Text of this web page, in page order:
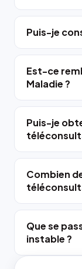
Puis-je
Est-ce
Maladie ?
Puis-je
Combien
Que se
instable ?